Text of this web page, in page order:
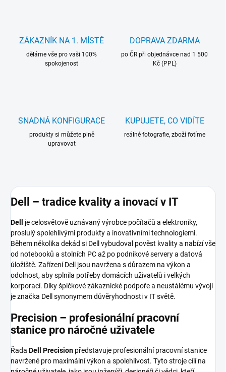
ZÁKAZNÍK NA 1. MÍSTĚ
děláme vše pro vaši 100%
spokojenost
DOPRAVA ZDARMA
po ČR při objednávce nad 1 500
Kč (PPL)
SNADNÁ KONFIGURACE
produkty si můžete plně
upravovat
KUPUJETE, CO VIDÍTE
reálné fotografie, zboží fotíme
Dell – tradice kvality a inovací v IT
Dell
je celosvětově uznávaný výrobce počítačů a elektroniky,
proslulý spolehlivými produkty a inovativními technologiemi.
Během několika dekád si Dell vybudoval pověst kvality a nabízí vše
od notebooků a stolních PC až po podnikové servery a datová
úložiště. Zařízení Dell jsou navržena s důrazem na výkon a
odolnost, aby splnila potřeby domácích uživatelů i velkých
korporací. Díky špičkové zákaznické podpoře a neustálému vývoji
je značka Dell synonymem důvěryhodnosti v IT světě.
Precision – profesionální pracovní
stanice pro náročné uživatele
Řada Dell Precision představuje profesionální pracovní stanice
navržené pro maximální výkon a spolehlivost. Tyto stroje cílí na